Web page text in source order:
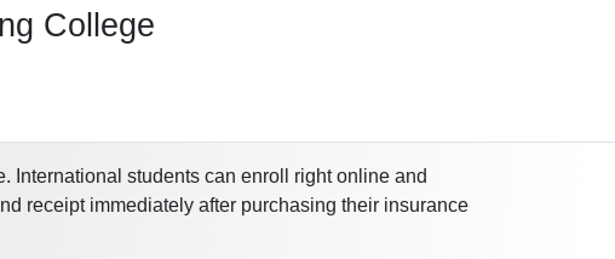
College
International students can enroll right online and
receipt immediately after purchasing their insurance